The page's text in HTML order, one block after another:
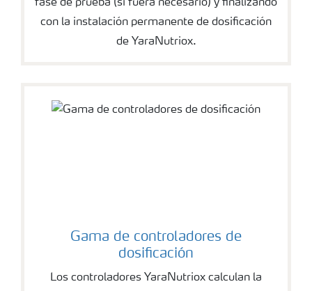
fase de prueba (si fuera necesario) y finalizando
con la instalación permanente de dosificación
de YaraNutriox.
Gama de controladores de
dosificación
Los controladores YaraNutriox calculan la